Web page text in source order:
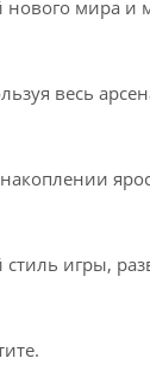
нового мира
весь
игры,